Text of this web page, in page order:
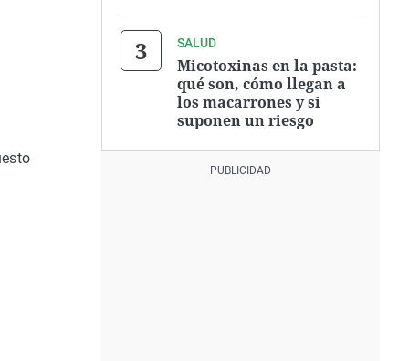
SALUD
Micotoxinas en la pasta:
qué son, cómo llegan a
los macarrones y si
suponen un riesgo